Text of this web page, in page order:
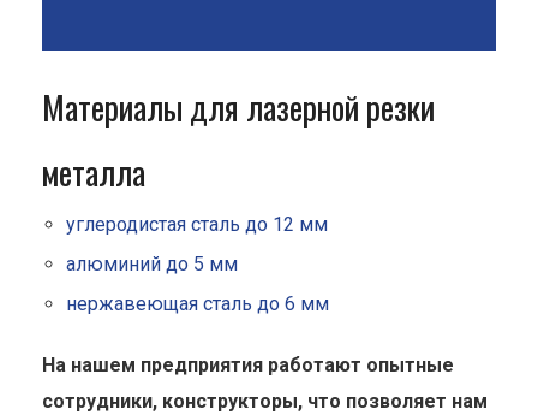
Материалы для лазерной резки
металла
углеродистая сталь до 12 мм
алюминий до 5 мм
нержавеющая сталь до 6 мм
На нашем предприятия работают опытные
сотрудники, конструкторы, что позволяет нам